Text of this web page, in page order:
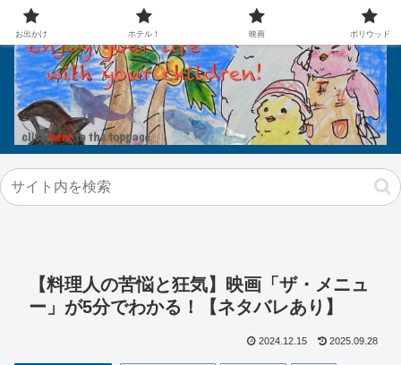
【料理人の苦悩と狂気】映画「ザ・メニュ
ー」が5分でわかる！【ネタバレあり】
2024.12.15 2025.09.28
お出かけ ホテル！ 映画 ボリウッド